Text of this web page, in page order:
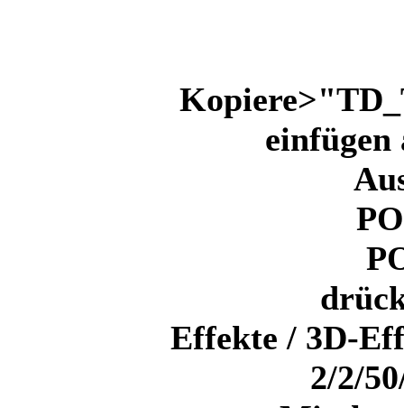
einfügen
Effekte / 3D-
2/2/